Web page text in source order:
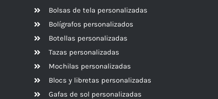
Bolsas de tela personalizadas
Bolígrafos personalizados
Botellas personalizadas
Tazas personalizadas
Mochilas personalizadas
Blocs y libretas personalizadas
Gafas de sol personalizadas